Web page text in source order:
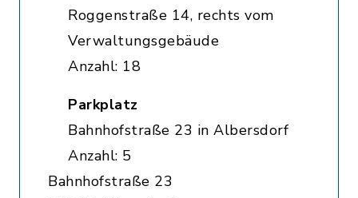
Roggenstraße 14, rechts vom
Verwaltungsgebäude
Anzahl: 18
Parkplatz
Bahnhofstraße 23 in Albersdorf
Anzahl: 5
Bahnhofstraße 23